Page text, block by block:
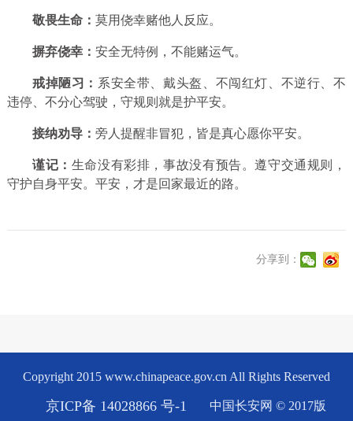
敬畏生命： 莫用侥幸赌他人反应。
摒弃侥幸： 安全无特例，不能赌运气。
戒掉陋习： 系安全带、戴头盔、不闯红灯、不逆行、不
违停、不分心驾驶，守规则就是护平安。
接纳劝导： 旁人提醒非冒犯，皆是真心愿你平安。
谨记： 生命没有彩排，事故没有预告。遵守交通规则，
守护自身平安。平安，才是回家最近的路。
分享到：
Copyright 2015 www.chinapeace.gov.cn All Rights Reserved
京ICP备 14028866 号-1 中国长安网 © 2017版